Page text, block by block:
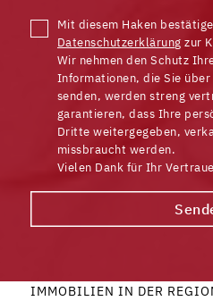
Mit diesem Haken
Datenschutzerklärung zur
Wir nehmen den Schutz
Informationen, die Sie
senden, werden streng
garantieren, dass Ihre
Dritte weitergegeben,
missbraucht werden.
Vielen Dank für Ihr
IMMOBILIEN IN DER